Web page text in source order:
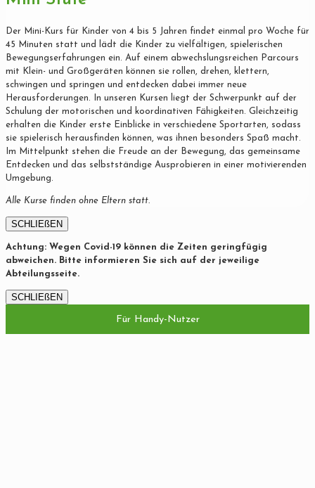
Der Mini-Kurs für Kinder von 4 bis 5 Jahren findet einmal pro Woche für
45 Minuten statt und lädt die Kinder zu vielfältigen, spielerischen
Bewegungserfahrungen ein. Auf einem abwechslungsreichen Parcours
mit Klein- und Großgeräten können sie rollen, drehen, klettern,
schwingen und springen und entdecken dabei immer neue
Herausforderungen. In unseren Kursen liegt der Schwerpunkt auf der
Schulung der motorischen und koordinativen Fähigkeiten. Gleichzeitig
erhalten die Kinder erste Einblicke in verschiedene Sportarten, sodass
sie spielerisch herausfinden können, was ihnen besonders Spaß macht.
Im Mittelpunkt stehen die Freude an der Bewegung, das gemeinsame
Entdecken und das selbstständige Ausprobieren in einer motivierenden
Umgebung.
Alle Kurse finden ohne Eltern statt.
SCHLIEßEN
Achtung: Wegen Covid-19 können die Zeiten geringfügig
abweichen. Bitte informieren Sie sich auf der jeweilige
Abteilungsseite.
SCHLIEßEN
Für Handy-Nutzer